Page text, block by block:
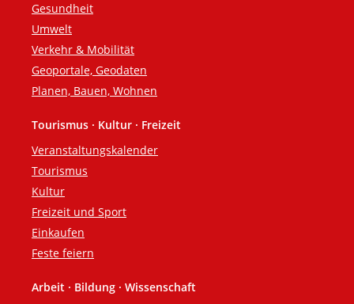
Gesundheit
Umwelt
Verkehr & Mobilität
Geoportale, Geodaten
Planen, Bauen, Wohnen
Tourismus · Kultur · Freizeit
Veranstaltungskalender
Tourismus
Kultur
Freizeit und Sport
Einkaufen
Feste feiern
Arbeit · Bildung · Wissenschaft